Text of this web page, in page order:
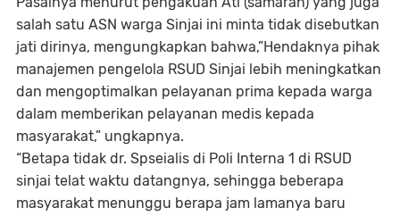
salah satu ASN warga Sinjai ini minta tidak disebutkan
jati dirinya, mengungkapkan bahwa,”Hendaknya pihak
manajemen pengelola RSUD Sinjai lebih meningkatkan
dan mengoptimalkan pelayanan prima kepada warga
dalam memberikan pelayanan medis kepada
masyarakat,” ungkapnya.
“Betapa tidak dr. Spseialis di Poli Interna 1 di RSUD
sinjai telat waktu datangnya, sehingga beberapa
masyarakat menunggu berapa jam lamanya baru